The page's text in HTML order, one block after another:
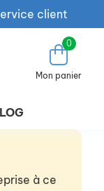
client
0
Mon panier
à ce